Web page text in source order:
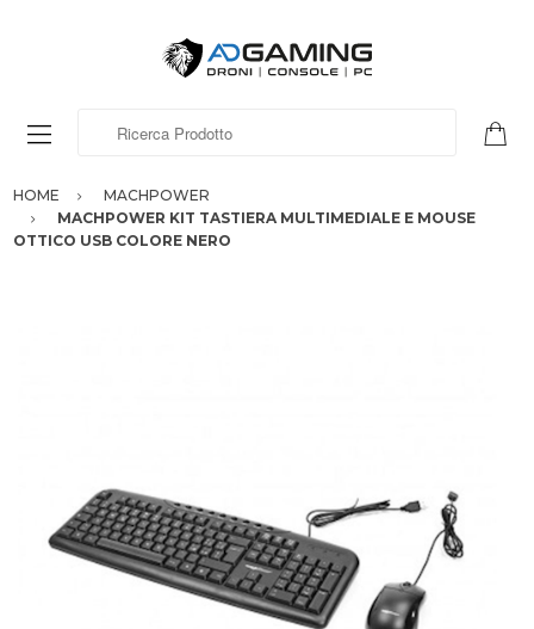
HOME
MACHPOWER
MACHPOWER KIT TASTIERA MULTIMEDIALE E MOUSE
OTTICO USB COLORE NERO